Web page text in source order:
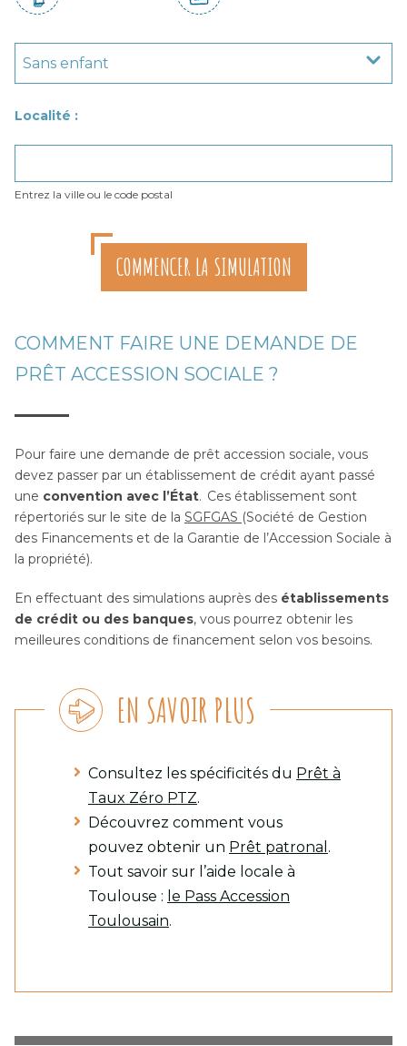
Localité :
Entrez la ville ou le code postal
COMMENCER LA SIMULATION
COMMENT FAIRE UNE DEMANDE DE
PRÊT ACCESSION SOCIALE ?
Pour faire une demande de prêt accession sociale, vous
devez passer par un établissement de crédit ayant passé
une convention avec l’État. Ces établissement sont
répertoriés sur le site de la SGFGAS (Société de Gestion
des Financements et de la Garantie de l’Accession Sociale à
la propriété).
En effectuant des simulations auprès des établissements
de crédit ou des banques, vous pourrez obtenir les
meilleures conditions de financement selon vos besoins.
EN SAVOIR PLUS
Consultez les spécificités du Prêt à
Taux Zéro PTZ.
Découvrez comment vous
pouvez obtenir un Prêt patronal .
Tout savoir sur l’aide locale à
Toulouse : le Pass Accession
Toulousain.